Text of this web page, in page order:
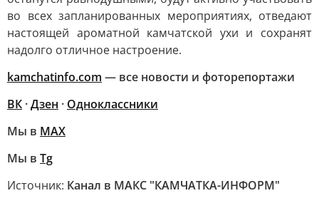
во всех запланированных мероприятиях, отведают
настоящей ароматной камчатской ухи и сохранят
надолго отличное настроение.
kamchatinfo.com — все новости и фоторепортажи
ВК ·Дзен · Одноклассники
Мы в МАХ
Мы в Tg
Источник: Канал в МАКС "КАМЧАТКА-ИНФОРМ"